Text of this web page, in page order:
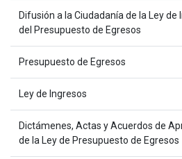
Difusión a la Ciudadanía de la Ley de
del Presupuesto de Egresos
Presupuesto de Egresos
Ley de Ingresos
Dictámenes, Actas y Acuerdos de
de la Ley de Presupuesto de Egresos